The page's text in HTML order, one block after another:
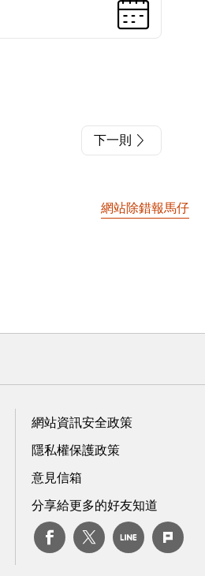
下一則
網站除錯報馬仔
網站資訊安全政策
隱私權保護政策
意見信箱
分享給更多的好友知道